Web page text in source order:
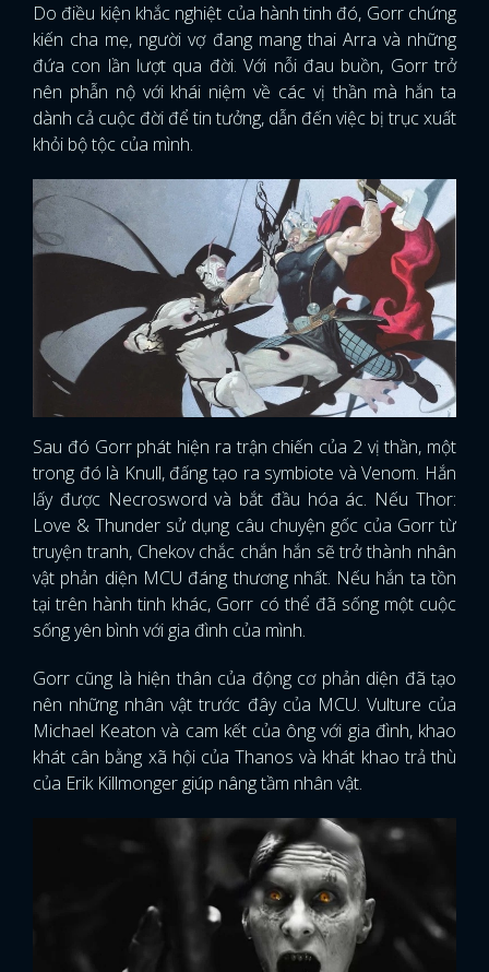
Do điều kiện khắc nghiệt của hành tinh đó, Gorr chứng
kiến ​​cha mẹ, người vợ đang mang thai Arra và những
đứa con lần lượt qua đời. Với nỗi đau buồn, Gorr trở
nên phẫn nộ với khái niệm về các vị thần mà hắn ta
dành cả cuộc đời để tin tưởng, dẫn đến việc bị trục xuất
khỏi bộ tộc của mình.
Sau đó Gorr phát hiện ra trận chiến của 2 vị thần, một
trong đó là Knull, đấng tạo ra symbiote và Venom. Hắn
lấy được Necrosword và bắt đầu hóa ác. Nếu Thor:
Love & Thunder sử dụng câu chuyện gốc của Gorr từ
truyện tranh, Chekov chắc chắn hắn sẽ trở thành nhân
vật phản diện MCU đáng thương nhất. Nếu hắn ta tồn
tại trên hành tinh khác, Gorr có thể đã sống một cuộc
sống yên bình với gia đình của mình.
Gorr cũng là hiện thân của động cơ phản diện đã tạo
nên những nhân vật trước đây của MCU. Vulture của
Michael Keaton và cam kết của ông với gia đình, khao
khát cân bằng xã hội của Thanos và khát khao trả thù
của Erik Killmonger giúp nâng tầm nhân vật.